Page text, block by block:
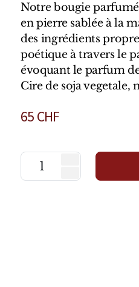
Notre bougie
en pierre sablée à la
des ingrédients
poétique à travers le
évoquant le parfum
Cire de soja vegetale,
65CHF